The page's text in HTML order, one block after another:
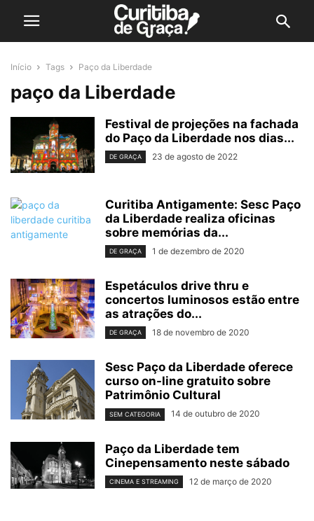
Início Tags Paço da Liberdade
paço da Liberdade
Festival de projeções na fachada
do Paço da Liberdade nos dias...
DE GRAÇA 23 de agosto de 2022
Curitiba Antigamente: Sesc Paço
da Liberdade realiza oficinas
sobre memórias da...
DE GRAÇA 1 de dezembro de 2020
Espetáculos drive thru e
concertos luminosos estão entre
as atrações do...
DE GRAÇA 18 de novembro de 2020
Sesc Paço da Liberdade oferece
curso on-line gratuito sobre
Patrimônio Cultural
SEM CATEGORIA 14 de outubro de 2020
Paço da Liberdade tem
Cinepensamento neste sábado
CINEMA E STREAMING 12 de março de 2020